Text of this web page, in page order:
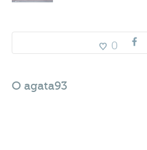
0
O agata93